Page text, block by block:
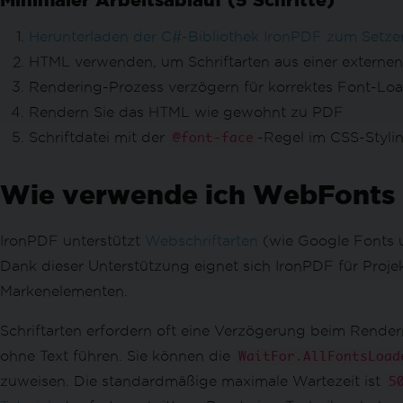
Text & Bereiche redigieren
Text in PDF ersetzen
PDF-Design verbessern
Text- & Bildstempel
Benutzerdefinierte Wasserzeichen
Hintergründe & Vordergründe
Linie & Rechteck zeichnen
PDF-Seiten transformieren
PDF-Struktur bearbeiten
PDF-Seiten hinzufügen, kopieren,
PDFs zusammenführen oder teilen
Anhängen & Entfernen von Anhängen
Herunterladen der C#-Bibliothek IronPDF zum
HTML verwenden, um Schriftarten aus einer
Rendering-Prozess verzögern für korrektes Font-
Rendern Sie das HTML wie gewohnt zu PDF
Schriftdatei mit der @font-face -Regel im CSS-
Wie verwende ich WebFonts
IronPDF unterstützt Webschriftarten (wie Google Fonts
Dank dieser Unterstützung eignet sich IronPDF für
Markenelementen.
Schriftarten erfordern oft eine Verzögerung beim
ohne Text führen. Sie können die
zuweisen. Die standardmäßige maximale Wartezeit ist